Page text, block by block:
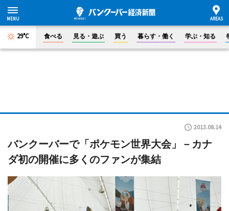
29°C 食べる 見る・遊ぶ 買う 暮らす・働く 学ぶ・知る
2013.08.14
バンクーバーで「ポケモン世界大会」－カナ
ダ初の開催に多くのファンが集結